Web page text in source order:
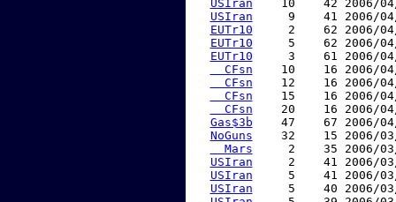
USIran
10    42 2006/
USIran
9    41 2006/
EUTr10
2    62 2006/
EUTr10
5    62 2006/
EUTr10
3    61 2006/
  CFsn
10    16 2006/
  CFsn
12    16 2006/
  CFsn
15    16 2006/
  CFsn
20    16 2006/
Gas$3b
47    67 2006/
NoGuns
32    15 2006/
  Mars
2    35 2006/
USIran
2    41 2006/
USIran
5    41 2006/
USIran
5    40 2006/